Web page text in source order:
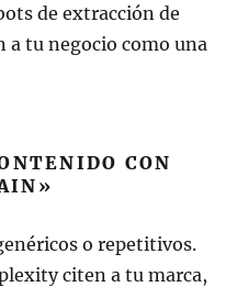
de extracción de
tu negocio como una
CON
o repetitivos.
citen a tu marca,